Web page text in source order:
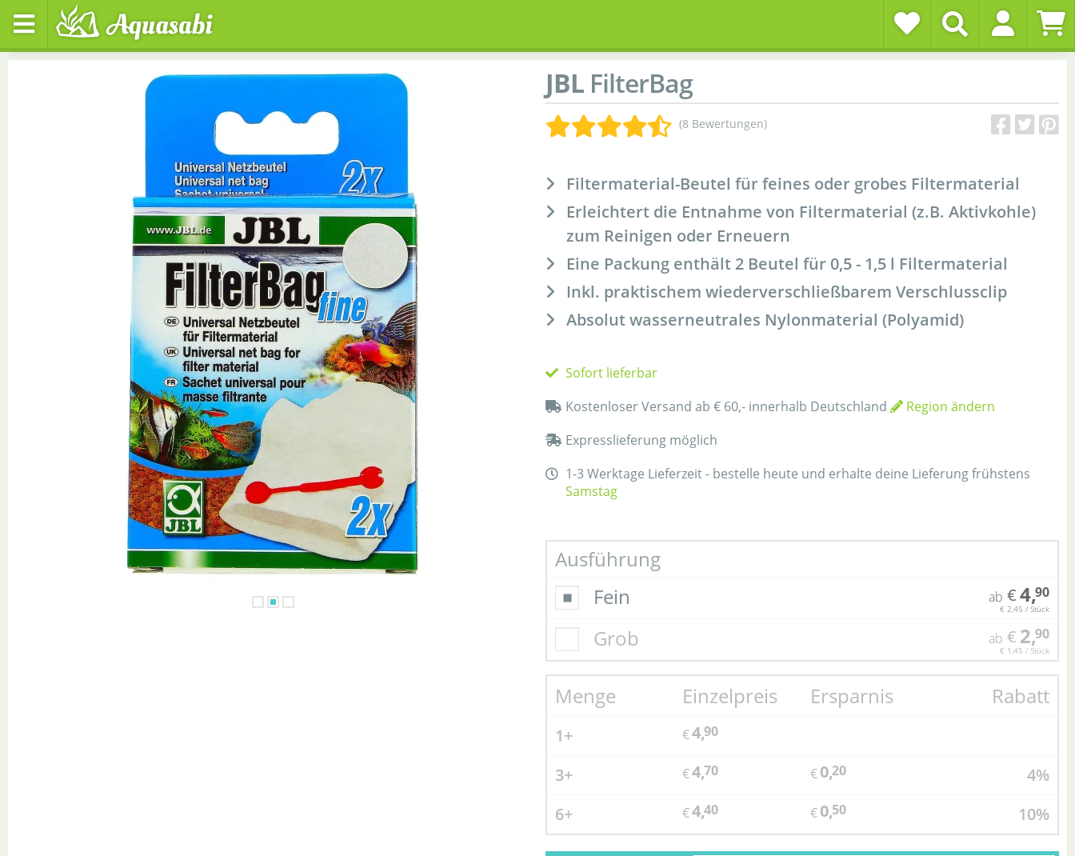
JBL FilterBag
(8 Bewertungen)
Filtermaterial-Beutel für feines oder grobes Filtermaterial
Erleichtert die Entnahme von Filtermaterial (z.B. Aktivkohle)
zum Reinigen oder Erneuern
Eine Packung enthält 2 Beutel für 0,5 - 1,5 l Filtermaterial
Inkl. praktischem wiederverschließbarem Verschlussclip
Absolut wasserneutrales Nylonmaterial (Polyamid)
Sofort lieferbar
Kostenloser Versand ab € 60,- innerhalb Deutschland
Region ändern
Expresslieferung möglich
1-3 Werktage Lieferzeit - bestelle heute und erhalte deine Lieferung frühstens
Samstag
Ausführung
Fein
ab €4,90
€ 2,45 / Stück
Grob ab € 2,90
€ 1,45 / Stück
Menge Einzelpreis Ersparnis Rabatt
1+ €4,90
3+ €4,70 €0,20
4%
6+
€4,40 €0,50 10%